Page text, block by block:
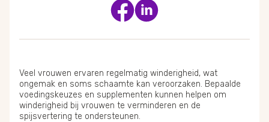
Veel vrouwen ervaren regelmatig winderigheid, wat
ongemak en soms schaamte kan veroorzaken. Bepaalde
voedingskeuzes en supplementen kunnen helpen om
winderigheid bij vrouwen te verminderen en de
spijsvertering te ondersteunen.